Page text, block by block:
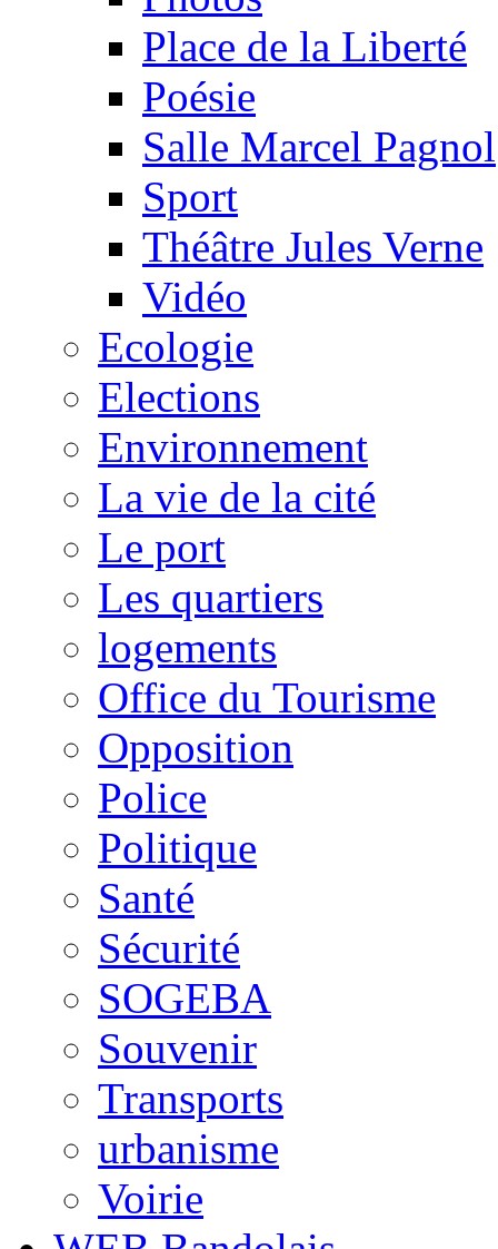
Place de la Liberté
Poésie
Salle Marcel Pagnol
Sport
Théâtre Jules Verne
Vidéo
Ecologie
Elections
Environnement
La vie de la cité
Le port
Les quartiers
logements
Office du Tourisme
Opposition
Police
Politique
Santé
Sécurité
SOGEBA
Souvenir
Transports
urbanisme
Voirie